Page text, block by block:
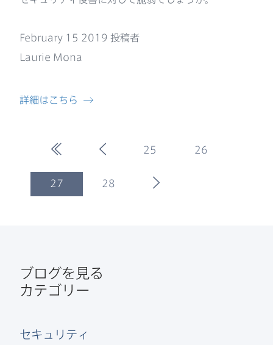
詳細は​こちら
February 15 2019 投稿者
Laurie Mona
最初のページ前のページ
25 26
27 )
28 次のページ
ブログを​見る
カテゴリー
セキュリティ